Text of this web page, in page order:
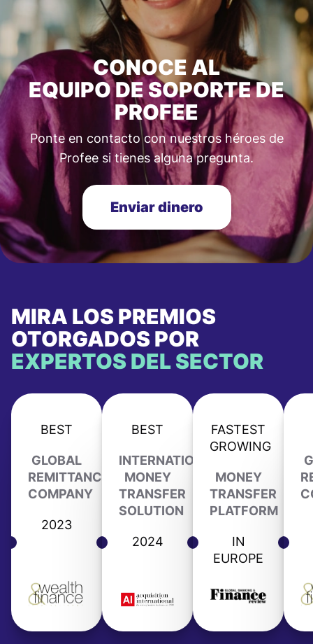
CONOCE AL
EQUIPO DE SOPORTE DE
PROFEE
Ponte en contacto con nuestros héroes de
Profee si tienes alguna pregunta.
Enviar dinero
MIRA LOS PREMIOS
OTORGADOS POR
EXPERTOS DEL SECTOR
BEST
GLOBAL
REMITTANCE
COMPANY
2023
BEST
INTERNATIONAL
MONEY
TRANSFER
SOLUTION
2024
FASTEST
GROWING
MONEY
TRANSFER
PLATFORM
IN
EUROPE